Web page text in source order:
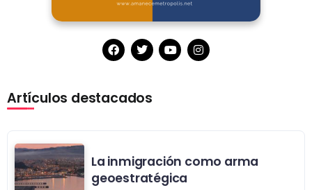
Artículos destacados
La inmigración como arma
geoestratégica